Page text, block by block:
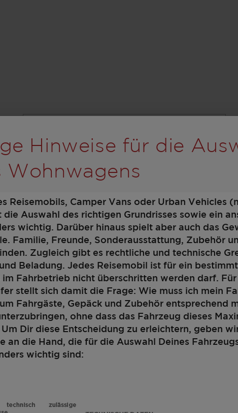
Grundriss
wird der
Hinweise für die
Wohnwagens
Reisemobils, Camper Vans oder Urban Vehicles
die Auswahl des richtigen Grundrisses sowie ein
wichtig. Darüber hinaus spielt aber auch das
Familie, Freunde, Sonderausstattung, Zubehör
Zugleich gibt es rechtliche und technische
Beladung. Jedes Reisemobil ist für ein
im Fahrbetrieb nicht überschritten werden darf. Für
stellt sich damit die Frage: Wie muss ich mein
Fahrgäste, Gepäck und Zubehör entsprechend
ohne dass das Fahrzeug dieses
Dir diese Entscheidung zu erleichtern, geben
an die Hand, die für die Auswahl Deines
wichtig sind: